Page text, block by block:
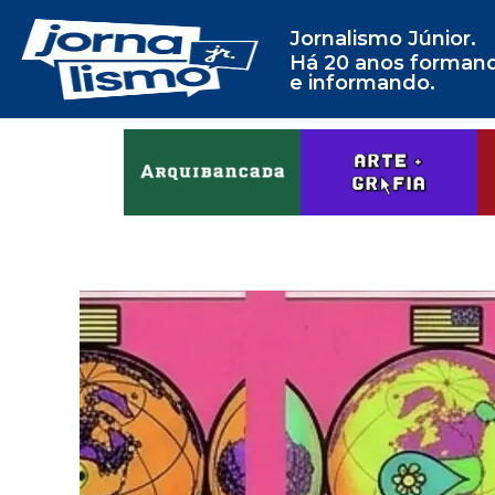
Jornalismo Júnior.
Há 20 anos
e informando.